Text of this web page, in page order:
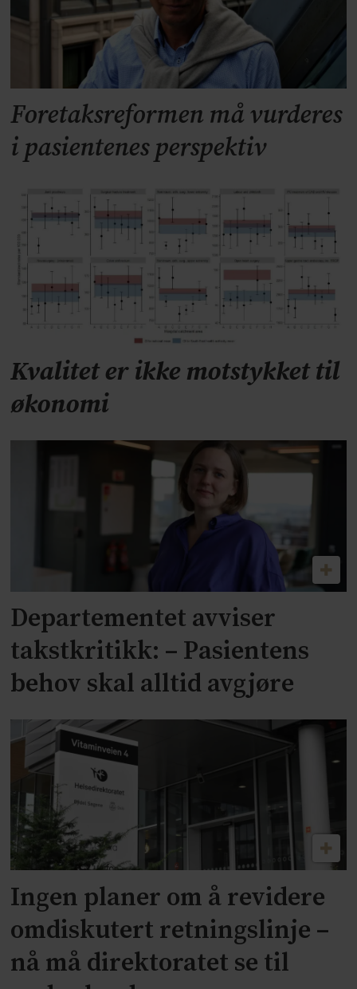
Foretaksreformen må vurderes
i pasientenes perspektiv
Kvalitet er ikke motstykket til
økonomi
Departementet avviser
takstkritikk: – Pasientens
behov skal alltid avgjøre
Ingen planer om å revidere
omdiskutert retningslinje –
nå må direktoratet se til